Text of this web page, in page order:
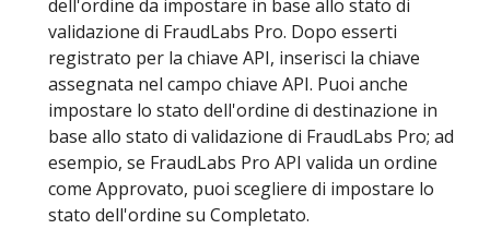
dell'ordine da impostare in base allo stato di
validazione di FraudLabs Pro. Dopo esserti
registrato per la chiave API, inserisci la chiave
assegnata nel campo chiave API. Puoi anche
impostare lo stato dell'ordine di destinazione in
base allo stato di validazione di FraudLabs Pro; ad
esempio, se FraudLabs Pro API valida un ordine
come Approvato, puoi scegliere di impostare lo
stato dell'ordine su Completato.